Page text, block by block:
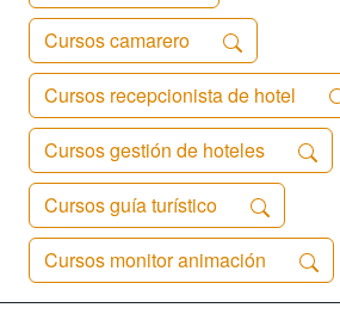
Cursos camarero
Cursos recepcionista de hotel
Cursos gestión de hoteles
Cursos guía turístico
Cursos monitor animación